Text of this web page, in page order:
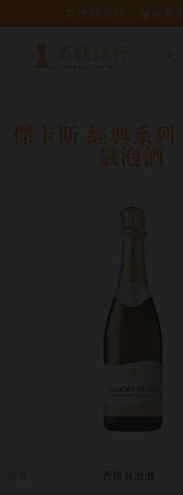
買酒找奕欣，讓您更
傑卡斯 經典系列
氣泡酒